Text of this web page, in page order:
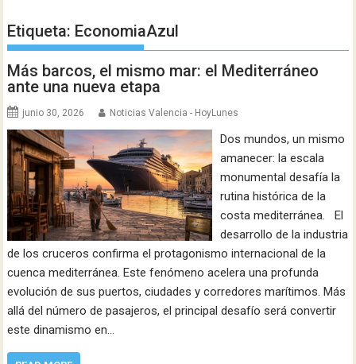
Etiqueta: EconomiaAzul
Más barcos, el mismo mar: el Mediterráneo
ante una nueva etapa
junio 30, 2026 Noticias Valencia - HoyLunes
Dos mundos, un mismo
amanecer: la escala
monumental desafía la
rutina histórica de la
costa mediterránea. El
desarrollo de la industria
de los cruceros confirma el protagonismo internacional de la
cuenca mediterránea. Este fenómeno acelera una profunda
evolución de sus puertos, ciudades y corredores marítimos. Más
allá del número de pasajeros, el principal desafío será convertir
este dinamismo en…